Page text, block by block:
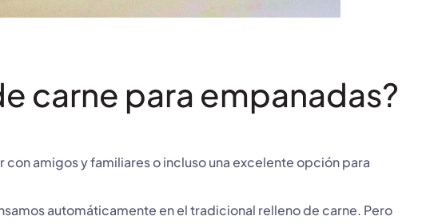
carne para empanadas?
amigos y familiares o incluso una excelente opción para
automáticamente en el tradicional relleno de carne. Pero